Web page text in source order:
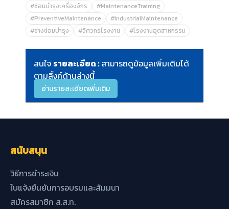
#ซ่อมบำรุงเครื่องจักร
#MaintenanceTraining
#PreventiveMaintenance
#IndustrialMaintenance
#ช่างซ่อมบำรุง
#วิศวกรโรงงาน #โรงงานอุตสาหกรรม
สนใจ รายละเอียด :สามารถดูข้อมูลเพิ่มเติมได้
ตามลิ้งค์ด้านล่างนี้
อ่านรายละเอียดเพิ่มเติม
สนับสนุน
วิธีการชำระเงิน
ใบแจ้งยืนยันการอบรมและสัมมนา
สมัครสมาชิก ส.ส.ท.